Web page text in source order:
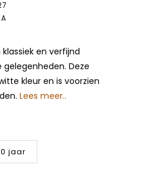
en verfijnd
Deze
kleur en is voorzien
Lees meer..
jaar